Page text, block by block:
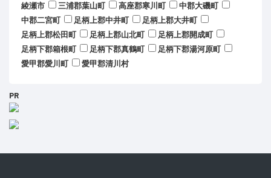
綾瀬市
三浦郡葉山町 高座郡寒川町
中郡大磯町
中郡二宮町
足柄上郡中井町
足柄上郡大井町
足柄上郡松田町
足柄上郡山北町
足柄上郡開成町
足柄下郡箱根町
足柄下郡真鶴町
足柄下郡湯河原町
愛甲郡愛川町
愛甲郡清川村
PR